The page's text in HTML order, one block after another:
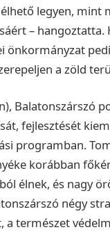
legyen, mint
–
önkormányzat
a zöld
Balatonszárszó
fejlesztését
programban.
korábban
élnek, és nagy
négy
a természet